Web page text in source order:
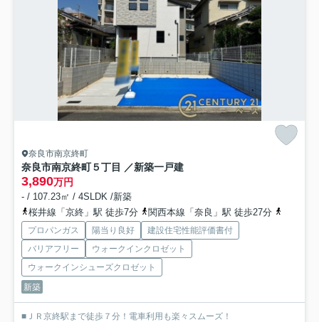
奈良市南京終町
奈良市南京終町５丁目 ／新築一戸建
3,890万円
- / 107.23㎡ / 4SLDK /新築
桜井線「京終」駅 徒歩7分
関西本線「奈良」駅 徒歩27分
プロパンガス 陽当り良好
建設住宅性能評価書付
バリアフリー
ウォークインクロゼット
ウォークインシューズクロゼット
新築
■ＪＲ京終駅まで徒歩７分！電車利用も楽々スムーズ！